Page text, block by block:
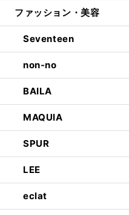
ファッション・美容
Seventeen
non-no
BAILA
MAQUIA
SPUR
LEE
eclat